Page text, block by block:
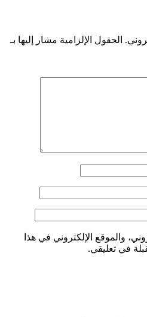
الحقول الإلزامية مشار إليها بـ
والموقع الإلكتروني في هذا
في تعليقي.